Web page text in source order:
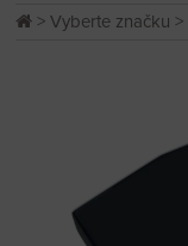
>Vyberte značku >